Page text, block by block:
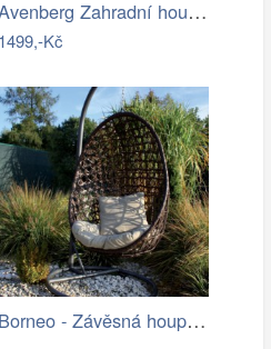
Avenberg Zahradní houpačka Feline
1499,-Kč
Borneo - Závěsná houpačka (grafit) |…